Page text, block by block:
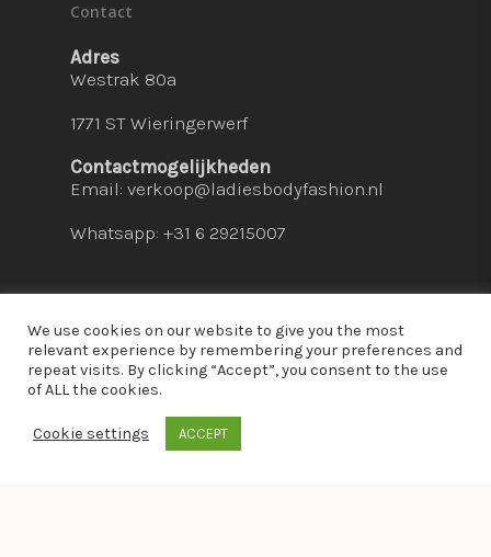
Contact
Adres
Westrak 80a
1771 ST Wieringerwerf
Contactmogelijkheden
Email: verkoop@ladiesbodyfashion.nl
Whatsapp: +31 6 29215007
© 2026 Ladies Bodyfashion. hosted by:
We use cookies on our website to give you the most
relevant experience by remembering your preferences and
repeat visits. By clicking “Accept”, you consent to the use
of ALL the cookies.
Cookie settings ACCEPT